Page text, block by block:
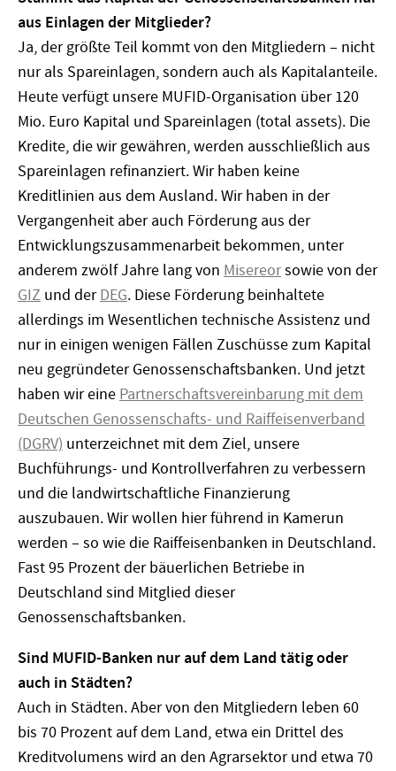
aus Einlagen der Mitglieder?
Ja, der größte Teil kommt von den Mitgliedern – nicht
nur als Spareinlagen, sondern auch als Kapitalanteile.
Heute verfügt unsere MUFID-Organisation über 120
Mio. Euro Kapital und Spareinlagen (total assets). Die
Kredite, die wir gewähren, werden ausschließlich aus
Spareinlagen refinanziert. Wir haben keine
Kreditlinien aus dem Ausland. Wir haben in der
Vergangenheit aber auch Förderung aus der
Entwicklungszusammenarbeit bekommen, unter
anderem zwölf Jahre lang von Misereorsowie von der
GIZ und derDEG. Diese Förderung beinhaltete
allerdings im Wesentlichen technische Assistenz und
nur in einigen wenigen Fällen Zuschüsse zum Kapital
neu gegründeter Genossenschaftsbanken. Und jetzt
haben wir eine Partnerschaftsvereinbarung mit dem
Deutschen Genossenschafts- und Raiffeisenverband
(DGRV) unterzeichnet mit dem Ziel, unsere
Buchführungs- und Kontrollverfahren zu verbessern
und die landwirtschaftliche Finanzierung
auszubauen. Wir wollen hier führend in Kamerun
werden – so wie die Raiffeisenbanken in Deutschland.
Fast 95 Prozent der bäuerlichen Betriebe in
Deutschland sind Mitglied dieser
Genossenschaftsbanken.
Sind MUFID-Banken nur auf dem Land tätig oder
auch in Städten?
Auch in Städten. Aber von den Mitgliedern leben 60
bis 70 Prozent auf dem Land, etwa ein Drittel des
Kreditvolumens wird an den Agrarsektor und etwa 70